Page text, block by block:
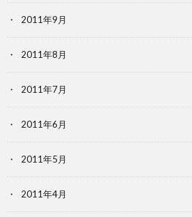
2011年9月
2011年8月
2011年7月
2011年6月
2011年5月
2011年4月